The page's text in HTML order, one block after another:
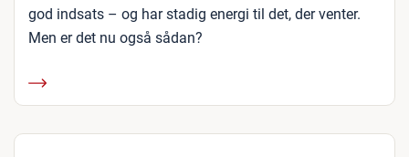
god indsats – og har stadig energi til det, der venter.
Men er det nu også sådan?